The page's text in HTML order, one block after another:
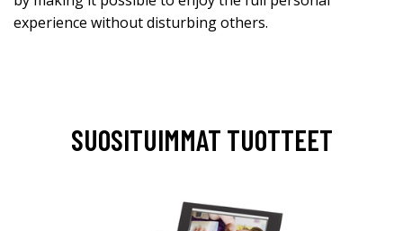
experience without disturbing others.
SUOSITUIMMAT TUOTTEET